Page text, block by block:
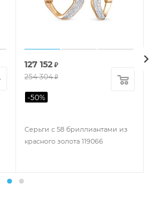
Серьги с 58 бриллиантами из
красного золота 119066
127 152 ₽
254 304₽
-50%